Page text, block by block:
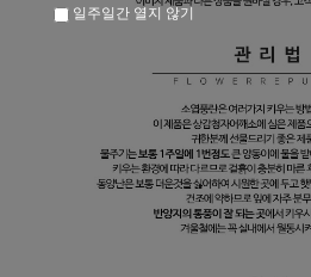
일주일간 열지 않기